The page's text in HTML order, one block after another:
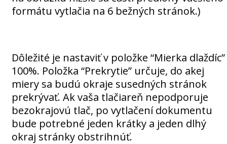
formátu vytlačia na 6 bežných stránok.)
Dôležité je nastaviť v položke “Mierka dlaždíc”
100%. Položka “Prekrytie” určuje, do akej
miery sa budú okraje susedných stránok
prekrývať. Ak vaša tlačiareň nepodporuje
bezokrajovú tlač, po vytlačení dokumentu
bude potrebné jeden krátky a jeden dlhý
okraj stránky obstrihnúť.